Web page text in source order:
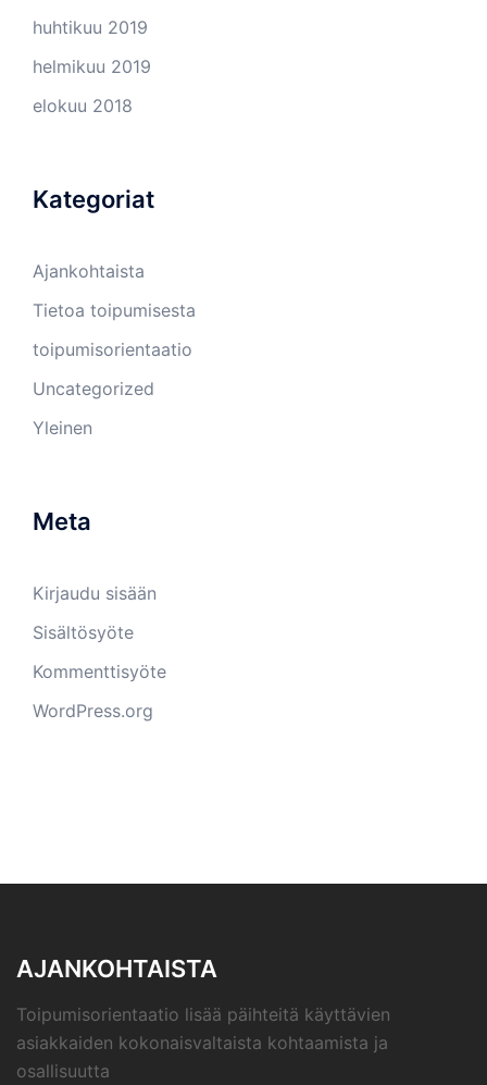
huhtikuu 2019
helmikuu 2019
elokuu 2018
Kategoriat
Ajankohtaista
Tietoa toipumisesta
toipumisorientaatio
Uncategorized
Yleinen
Meta
Kirjaudu sisään
Sisältösyöte
Kommenttisyöte
WordPress.org
AJANKOHTAISTA
Toipumisorientaatio lisää päihteitä käyttävien
asiakkaiden kokonaisvaltaista kohtaamista ja
osallisuutta